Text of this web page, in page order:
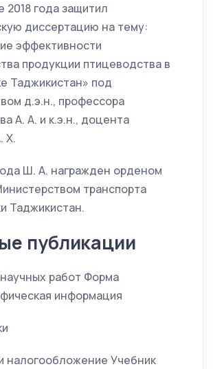
2018 года защитил
диссертацию на тему:
эффективности
продукции птицеводства в
Таджикистан» под
д.э.н., профессора
А. А. и к.э.н., доцента
Х.
Ш. А. награжден орденом
транспорта
Таджикистан.
публикации
работ Форма
информация
налогообложение Учебник